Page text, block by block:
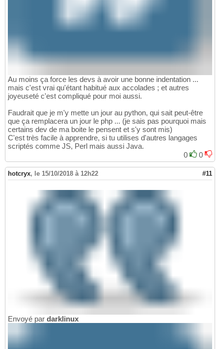
Au moins ça force les devs à avoir une bonne indentation ...
mais c'est vrai qu'étant habitué aux accolades ; et autres
joyeuseté c'est compliqué pour moi aussi.
Faudrait que je m'y mette un jour au python, qui sait peut-être
que ça remplacera un jour le php ... (je sais pas pourquoi mais
certains dev de ma boite le pensent et s'y sont mis)
C'est très facile à apprendre, si tu utilises d'autres langages
scriptés comme JS, Perl mais aussi Java.
0
0
hotcryx, le 15/10/2018 à 12h22 #11
Envoyé par darklinux